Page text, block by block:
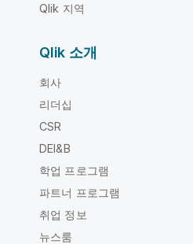
Qlik 지역
Qlik 소개
회사
리더십
CSR
DEI&B
학업 프로그램
파트너 프로그램
취업 정보
뉴스룸